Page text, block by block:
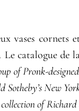
vases cornets
catalogue de
of Pronk-
New
of